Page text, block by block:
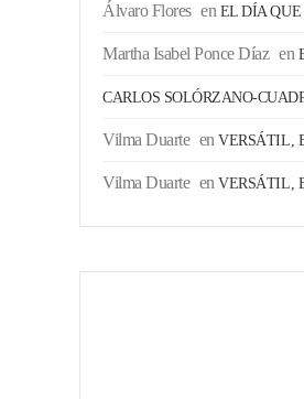
Álvaro Flores en EL DÍA QUE
Martha Isabel Ponce Díaz en
CARLOS SOLÓRZANO-
Vilma Duarte enVERSÁTIL,
Vilma Duarte enVERSÁTIL,